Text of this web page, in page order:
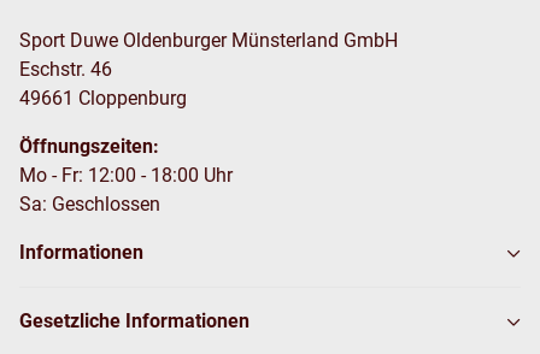
Sport Duwe Oldenburger Münsterland GmbH
Eschstr. 46
49661 Cloppenburg
Öffnungszeiten:
Mo - Fr: 12:00 - 18:00 Uhr
Sa: Geschlossen
Informationen
Gesetzliche Informationen